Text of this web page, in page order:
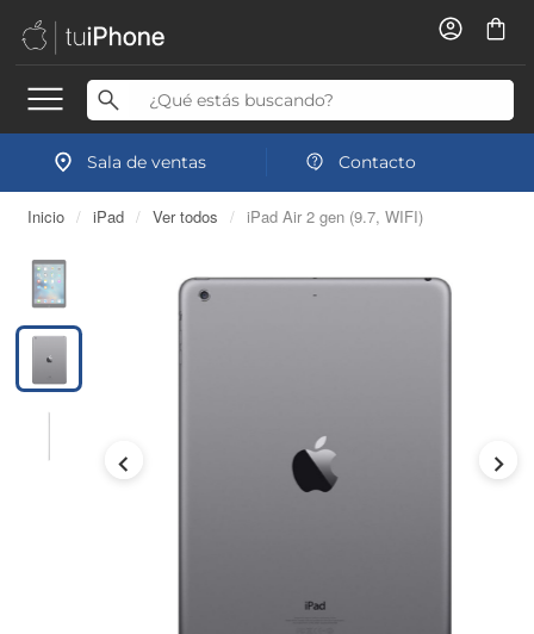
Sala de ventas Contacto
Inicio / iPad / Ver todos / iPad Air 2 gen (9.7, WIFI)